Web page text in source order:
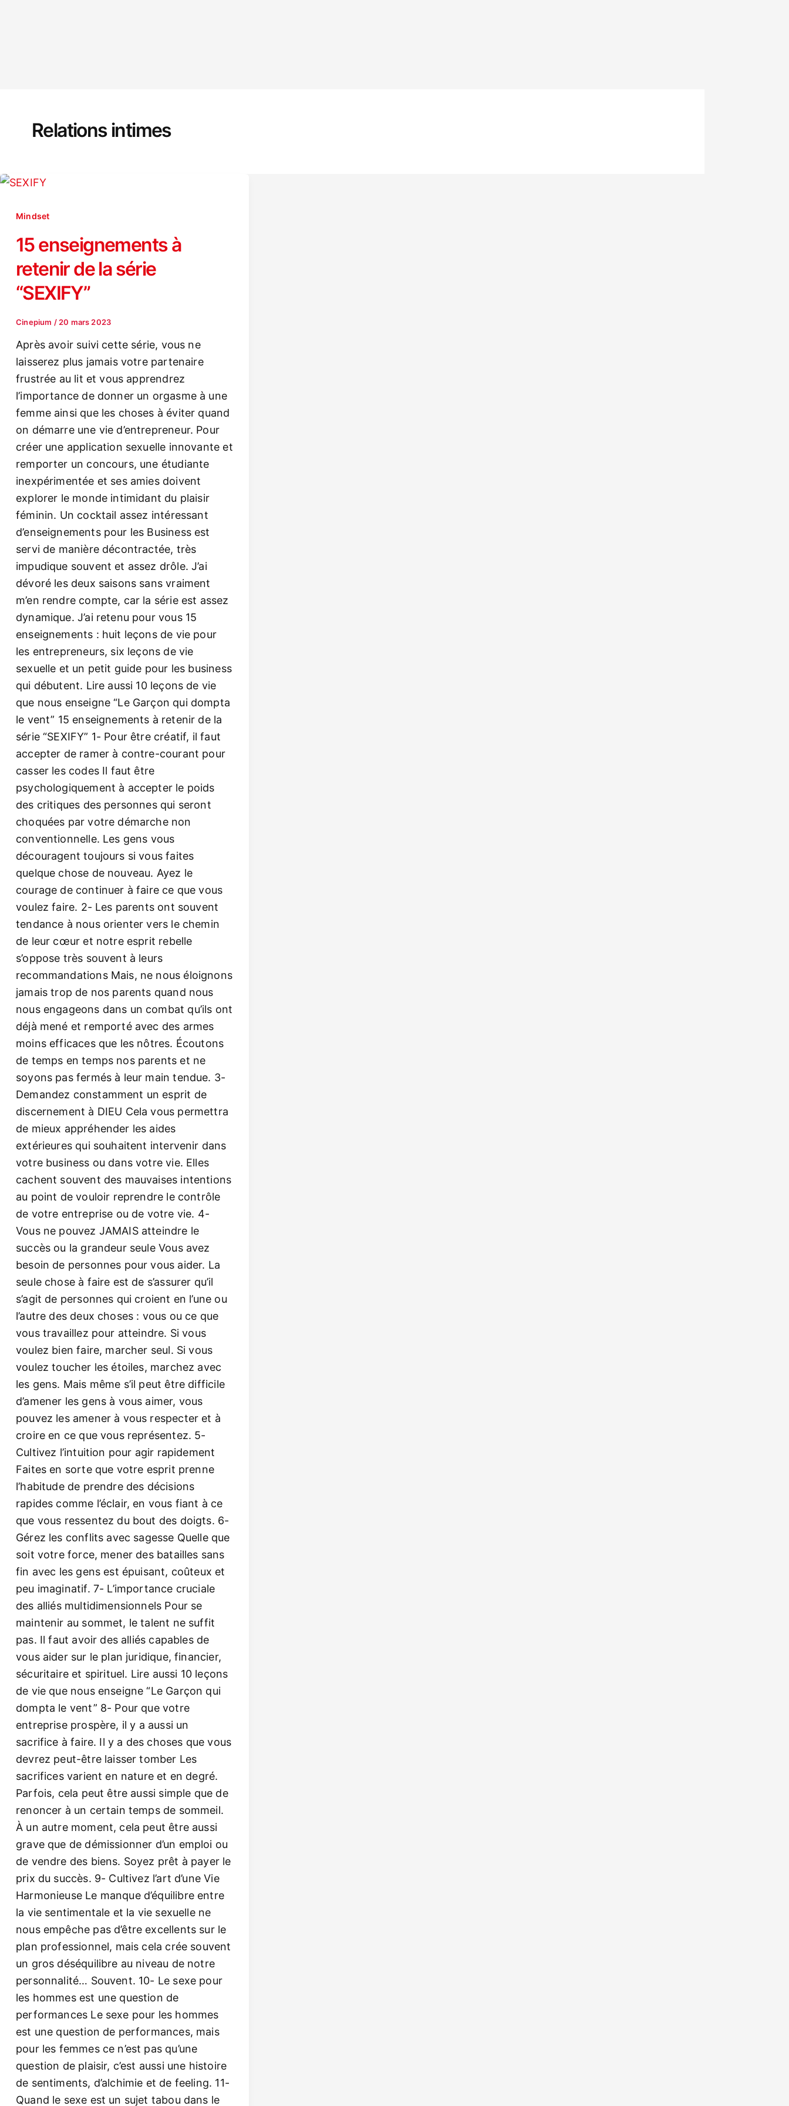
Relations intimes
Mindset
15 enseignements à
retenir de la série
“SEXIFY”
Cinepium / 20 mars 2023
Après avoir suivi cette série, vous ne
laisserez plus jamais votre partenaire
frustrée au lit et vous apprendrez
l’importance de donner un orgasme à une
femme ainsi que les choses à éviter quand
on démarre une vie d’entrepreneur. Pour
créer une application sexuelle innovante et
remporter un concours, une étudiante
inexpérimentée et ses amies doivent
explorer le monde intimidant du plaisir
féminin. Un cocktail assez intéressant
d’enseignements pour les Business est
servi de manière décontractée, très
impudique souvent et assez drôle. J’ai
dévoré les deux saisons sans vraiment
m’en rendre compte, car la série est assez
dynamique. J’ai retenu pour vous 15
enseignements : huit leçons de vie pour
les entrepreneurs, six leçons de vie
sexuelle et un petit guide pour les business
qui débutent. Lire aussi 10 leçons de vie
que nous enseigne “Le Garçon qui dompta
le vent” 15 enseignements à retenir de la
série “SEXIFY” 1- Pour être créatif, il faut
accepter de ramer à contre-courant pour
casser les codes Il faut être
psychologiquement à accepter le poids
des critiques des personnes qui seront
choquées par votre démarche non
conventionnelle. Les gens vous
découragent toujours si vous faites
quelque chose de nouveau. Ayez le
courage de continuer à faire ce que vous
voulez faire. 2- Les parents ont souvent
tendance à nous orienter vers le chemin
de leur cœur et notre esprit rebelle
s’oppose très souvent à leurs
recommandations Mais, ne nous éloignons
jamais trop de nos parents quand nous
nous engageons dans un combat qu’ils ont
déjà mené et remporté avec des armes
moins efficaces que les nôtres. Écoutons
de temps en temps nos parents et ne
soyons pas fermés à leur main tendue. 3-
Demandez constamment un esprit de
discernement à DIEU Cela vous permettra
de mieux appréhender les aides
extérieures qui souhaitent intervenir dans
votre business ou dans votre vie. Elles
cachent souvent des mauvaises intentions
au point de vouloir reprendre le contrôle
de votre entreprise ou de votre vie. 4-
Vous ne pouvez JAMAIS atteindre le
succès ou la grandeur seule Vous avez
besoin de personnes pour vous aider. La
seule chose à faire est de s’assurer qu’il
s’agit de personnes qui croient en l’une ou
l’autre des deux choses : vous ou ce que
vous travaillez pour atteindre. Si vous
voulez bien faire, marcher seul. Si vous
voulez toucher les étoiles, marchez avec
les gens. Mais même s’il peut être difficile
d’amener les gens à vous aimer, vous
pouvez les amener à vous respecter et à
croire en ce que vous représentez. 5-
Cultivez l’intuition pour agir rapidement
Faites en sorte que votre esprit prenne
l’habitude de prendre des décisions
rapides comme l’éclair, en vous fiant à ce
que vous ressentez du bout des doigts. 6-
Gérez les conflits avec sagesse Quelle que
soit votre force, mener des batailles sans
fin avec les gens est épuisant, coûteux et
peu imaginatif. 7- L’importance cruciale
des alliés multidimensionnels Pour se
maintenir au sommet, le talent ne suffit
pas. Il faut avoir des alliés capables de
vous aider sur le plan juridique, financier,
sécuritaire et spirituel. Lire aussi 10 leçons
de vie que nous enseigne “Le Garçon qui
dompta le vent” 8- Pour que votre
entreprise prospère, il y a aussi un
sacrifice à faire. Il y a des choses que vous
devrez peut-être laisser tomber Les
sacrifices varient en nature et en degré.
Parfois, cela peut être aussi simple que de
renoncer à un certain temps de sommeil.
À un autre moment, cela peut être aussi
grave que de démissionner d’un emploi ou
de vendre des biens. Soyez prêt à payer le
prix du succès. 9- Cultivez l’art d’une Vie
Harmonieuse Le manque d’équilibre entre
la vie sentimentale et la vie sexuelle ne
nous empêche pas d’être excellents sur le
plan professionnel, mais cela crée souvent
un gros déséquilibre au niveau de notre
personnalité… Souvent. 10- Le sexe pour
les hommes est une question de
performances Le sexe pour les hommes
est une question de performances, mais
pour les femmes ce n’est pas qu’une
question de plaisir, c’est aussi une histoire
de sentiments, d’alchimie et de feeling. 11-
Quand le sexe est un sujet tabou dans le